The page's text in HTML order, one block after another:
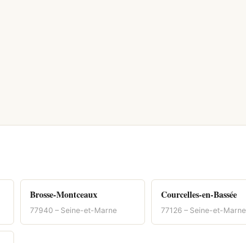
Brosse-Montceaux
77940 – Seine-et-Marne
Courcelles-en-Bassée
77126 – Seine-et-Marne